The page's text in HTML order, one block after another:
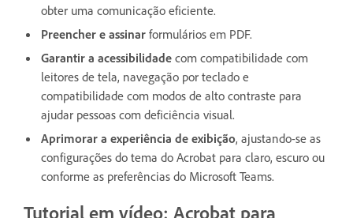
obter uma comunicação eficiente.
Preencher e assinar formulários em PDF.
Garantir a acessibilidade com compatibilidade com
leitores de tela, navegação por teclado e
compatibilidade com modos de alto contraste para
ajudar pessoas com deficiência visual.
Aprimorar a experiência de exibição, ajustando-se as
configurações do tema do Acrobat para claro, escuro ou
conforme as preferências do Microsoft Teams.
Tutorial em vídeo: Acrobat para